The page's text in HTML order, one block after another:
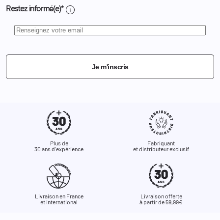
Restez informé(e)* info
Je m'inscris
Plus de
30 ans d'expérience
Fabriquant
et distributeur exclusif
Livraison en France
et international
Livraison offerte
à partir de 59,99€